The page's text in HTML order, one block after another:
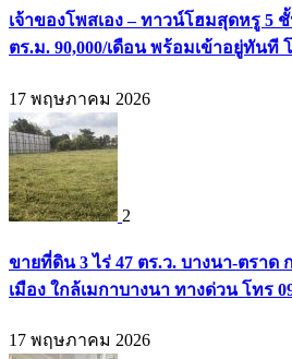
เจ้าของโพสเอง – ทาวน์โฮมสุดหรู 5
ตร.ม. 90,000/เดือน พร้อมเข้าอยู่ทันที โ
17 พฤษภาคม 2026
2
ขายที่ดิน 3 ไร่ 47 ตร.ว. บางนา-ตราด
เมือง ใกล้เมกาบางนา ทางด่วน โทร
17 พฤษภาคม 2026